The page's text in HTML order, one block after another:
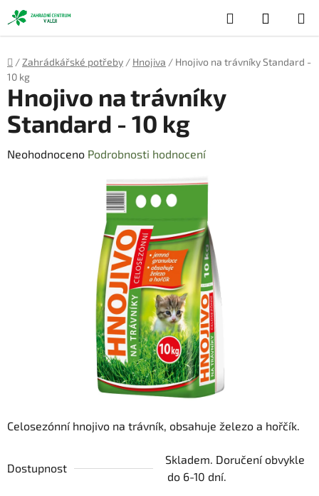
Přejít
na
obsah
Hledat
KOŠÍK
Domů
/ Zahrádkářské potřeby / Hnojiva / Hnojivo na trávníky Standard -
10 kg
Celosezónní hnojivo na trávník, obsahuje železo a hořčík.
Dostupnost
Skladem. Doručení obvykle
do 6-10 dní.
Hnojivo na trávníky
Standard - 10 kg
Průměrné
Neohodnoceno Podrobnosti hodnocení